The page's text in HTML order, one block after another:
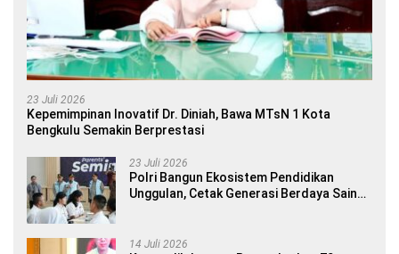
23 Juli 2026
Kepemimpinan Inovatif Dr. Diniah, Bawa MTsN 1 Kota
Bengkulu Semakin Berprestasi
23 Juli 2026
Polri Bangun Ekosistem Pendidikan
Unggulan, Cetak Generasi Berdaya Saing
14 Juli 2026